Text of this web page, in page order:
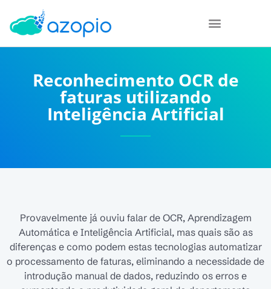
Reconhecimento OCR de
faturas utilizando
Inteligência Artificial
Provavelmente já ouviu falar de OCR, Aprendizagem
Automática e Inteligência Artificial, mas quais são as
diferenças e como podem estas tecnologias automatizar
o processamento de faturas, eliminando a necessidade de
introdução manual de dados, reduzindo os erros e